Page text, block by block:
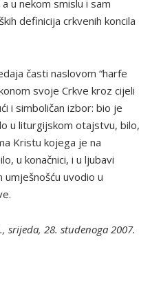
u nekom smislu i sam
definicija crkvenih koncila
časti naslovom “harfe
svoje Crkve kroz cijeli
i simboličan izbor: bio je
u liturgijskom otajstvu, bilo,
Kristu kojega je na
u konačnici, i u ljubavi
uvodio u
srijeda, 28. studenoga 2007.